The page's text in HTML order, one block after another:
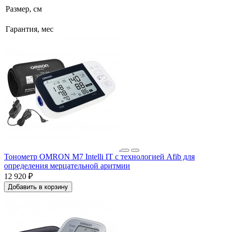
Размер, см
Гарантия, мес
Тонометр OMRON M7 Intelli IT c технологией Afib для
определения мерцательной аритмии
12 920 ₽
Добавить в корзину